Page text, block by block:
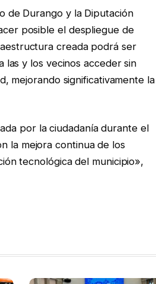
de Durango y la Diputación
posible el despliegue de
creada podrá ser
y los vecinos acceder sin
mejorando significativamente la
por la ciudadanía durante el
la mejora continua de los
tecnológica del municipio»,